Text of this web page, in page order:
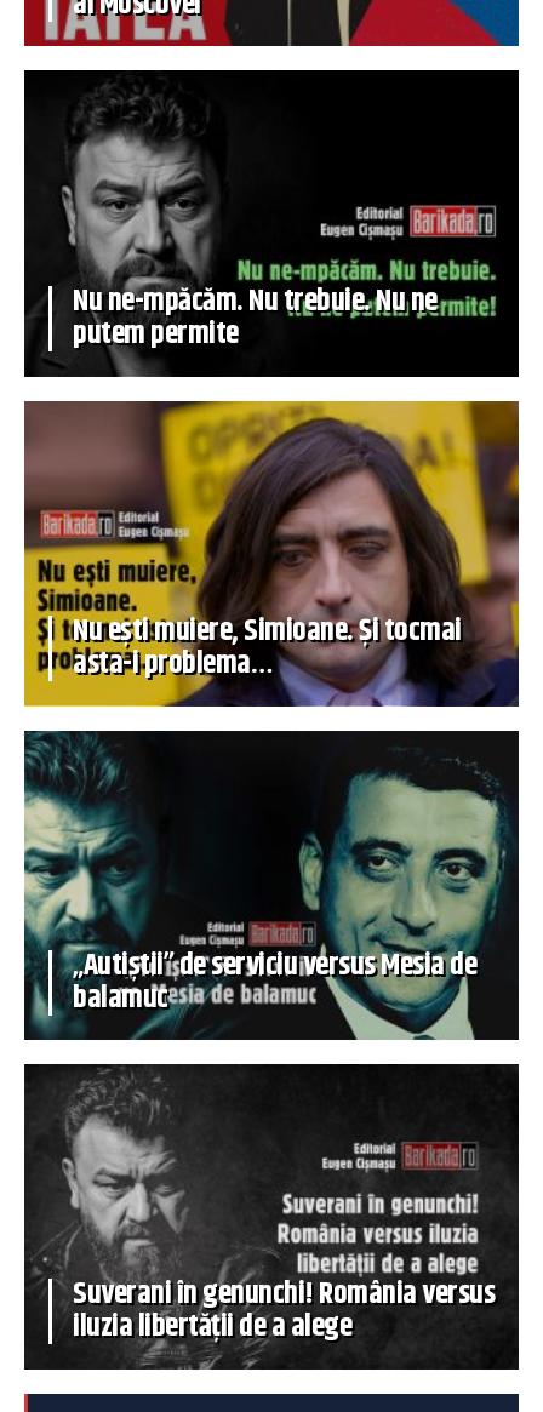
Nu ne-mpăcăm. Nu trebuie. Nu ne
putem permite
Nu ești muiere, Simioane. Și tocmai
asta-i problema…
„Autiștii” de serviciu versus Mesia de
balamuc
Suverani în genunchi! România versus
iluzia libertății de a alege